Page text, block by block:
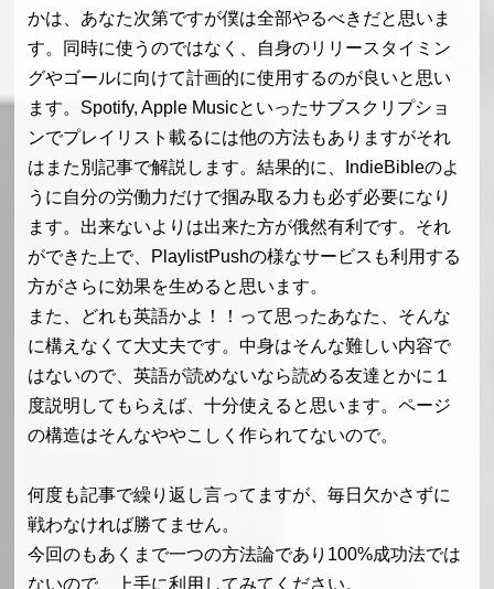
かは、あなた次第ですが僕は全部やるべきだと思いま
す。同時に使うのではなく、自身のリリースタイミン
グやゴールに向けて計画的に使用するのが良いと思い
ます。Spotify, Apple Musicといったサブスクリプショ
ンでプレイリスト載るには他の方法もありますがそれ
はまた別記事で解説します。結果的に、IndieBibleのよ
うに自分の労働力だけで掴み取る力も必ず必要になり
ます。出来ないよりは出来た方が俄然有利です。それ
ができた上で、PlaylistPushの様なサービスも利用する
方がさらに効果を生めると思います。
また、どれも英語かよ！！って思ったあなた、そんな
に構えなくて大丈夫です。中身はそんな難しい内容で
はないので、英語が読めないなら読める友達とかに１
度説明してもらえば、十分使えると思います。ページ
の構造はそんなややこしく作られてないので。
何度も記事で繰り返し言ってますが、毎日欠かさずに
戦わなければ勝てません。
今回のもあくまで一つの方法論であり100%成功法では
ないので、上手に利用してみてください。